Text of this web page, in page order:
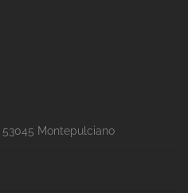
Montepulciano